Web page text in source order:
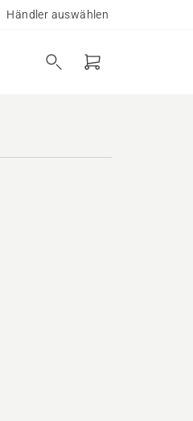
Händler auswählen